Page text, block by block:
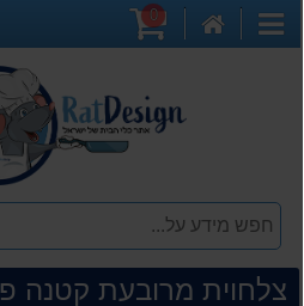
קטגוריות
0
צלחוית מרובעת קטנה